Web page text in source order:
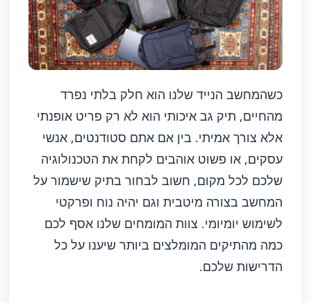
כשהמחשב הנייד שלנו הוא חלק בלתי נפרד
מהחיים, תיק גב איכותי הוא לא רק פריט אופנתי
אלא צורך אמיתי. בין אם אתם סטודנטים, אנשי
עסקים, או פשוט אוהבים לקחת את הטכנולוגיה
שלכם לכל מקום, חשוב לבחור בתיק שישמור על
המחשב בצורה מיטבית וגם יהיה נוח ופרקטי
לשימוש יומיומי. צוות המומחים שלנו אסף לכם
כמה מהתיקים המומלצים ביותר שיענו על כל
הדרישות שלכם.